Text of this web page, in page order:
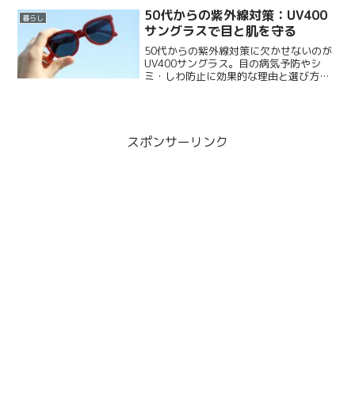
暮らし
50代からの紫外線対策：UV400
サングラスで目と肌を守る
50代からの紫外線対策に欠かせないのが
UV400サングラス。目の病気予防やシ
ミ・しわ防止に効果的な理由と選び方を
スポンサーリンク